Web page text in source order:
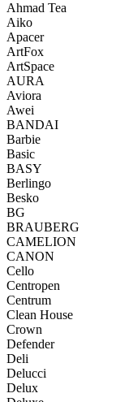
Ahmad Tea
Aiko
Apacer
ArtFox
ArtSpace
AURA
Aviora
Awei
BANDAI
Barbie
Basic
BASY
Berlingo
Besko
BG
BRAUBERG
CAMELION
CANON
Cello
Centropen
Centrum
Clean House
Crown
Defender
Deli
Delucci
Delux